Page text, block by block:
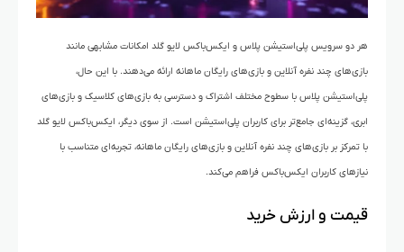
هر دو سرویس پلی‌استیشن پلاس و ایکس‌باکس لایو گلد امکانات مشابهی مانند
بازی‌های چند نفره آنلاین و بازی‌های رایگان ماهانه ارائه می‌دهند. با این حال،
پلی‌استیشن پلاس با سطوح مختلف اشتراک و دسترسی به بازی‌های کلاسیک و بازی‌های
ابری، گزینه‌ای جامع‌تر برای کاربران پلی‌استیشن است. از سوی دیگر، ایکس‌باکس لایو گلد
با تمرکز بر بازی‌های چند نفره آنلاین و بازی‌های رایگان ماهانه، تجربه‌ای متناسب با
نیازهای کاربران ایکس‌باکس فراهم می‌کند.
قیمت و ارزش خرید